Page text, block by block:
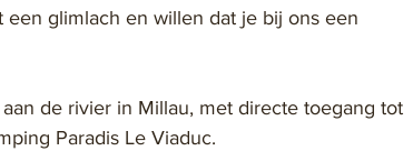
glimlach en willen dat je bij ons een
de rivier in Millau, met directe toegang tot
Paradis Le Viaduc.